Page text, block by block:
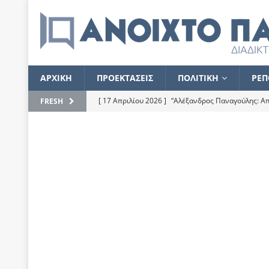
ΑΡΧΙΚΗ ΠΡΟΕΚΤΑΣΕΙΣ ΠΟΛΙΤΙΚΗ
FRESH [ 17 Απριλίου 2026 ] “Αλέξανδρος Παναγούλης: